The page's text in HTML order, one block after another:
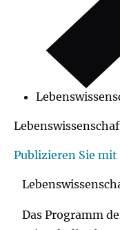
Publizieren Sie mit
Das Programm